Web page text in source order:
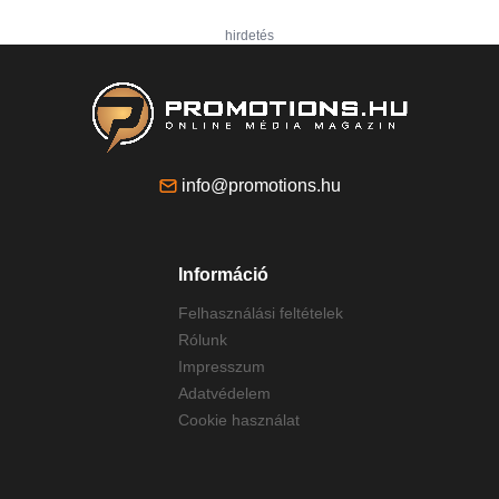
hirdetés
info@promotions.hu
Információ
Felhasználási feltételek
Rólunk
Impresszum
Adatvédelem
Cookie használat